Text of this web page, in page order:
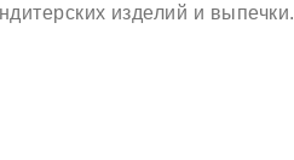
изделий и выпечки.